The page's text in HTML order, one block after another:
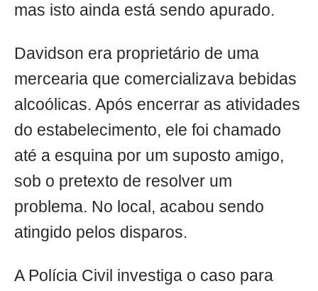
mas isto ainda está sendo apurado.
Davidson era proprietário de uma
mercearia que comercializava bebidas
alcoólicas. Após encerrar as atividades
do estabelecimento, ele foi chamado
até a esquina por um suposto amigo,
sob o pretexto de resolver um
problema. No local, acabou sendo
atingido pelos disparos.
A Polícia Civil investiga o caso para